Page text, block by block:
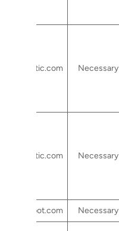
Necessary
gstatic.com
Necessary
gstatic.com
Necessary
hubspot.com